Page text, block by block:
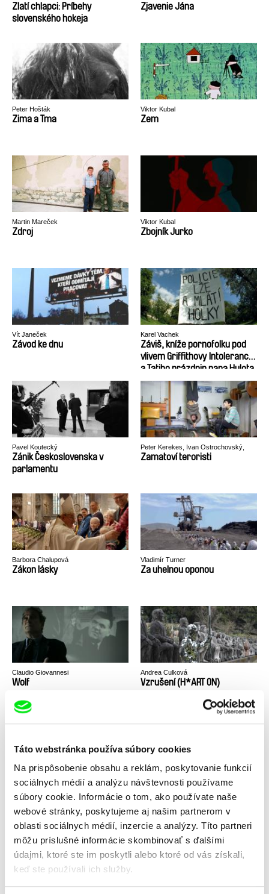
Táto webstránka používa súbory cookies
Na prispôsobenie obsahu a reklám, poskytovanie funkcií
sociálnych médií a analýzu návštevnosti používame
súbory cookie. Informácie o tom, ako používate naše
webové stránky, poskytujeme aj našim partnerom v
oblasti sociálnych médií, inzercie a analýzy. Títo partneri
môžu príslušné informácie skombinovať s ďalšími
údajmi, ktoré ste im poskytli alebo ktoré od vás získali,
keď ste používali ich služby.
Zlatí chlapci: Príbehy
slovenského hokeja
Zjavenie Jána
Peter Hošták
Zima a Tma
Viktor Kubal
Zem
Martin Mareček
Zdroj
Viktor Kubal
Zbojník Jurko
Vít Janeček
Závod ke dnu
Karel Vachek
Záviš, kníže pornofolku pod
vlivem Griffithovy Intolerance
a Tatiho prázdnin pana Hulota
aneb Vznik a zánik
Československa (1918 – 1992)
Pavel Koutecký
Zánik Československa v
parlamentu
Peter Kerekes, Ivan Ostrochovský,
Pavol Pekarčík
Zamatoví teroristi
Barbora Chalupová
Zákon lásky
Vladimír Turner
Za uhelnou oponou
Claudio Giovannesi
Wolf
Andrea Culková
Vzrušení (H*ART ON)
Dušan Hanák
Výzva do ticha
Eva Križková
Vtáčnik